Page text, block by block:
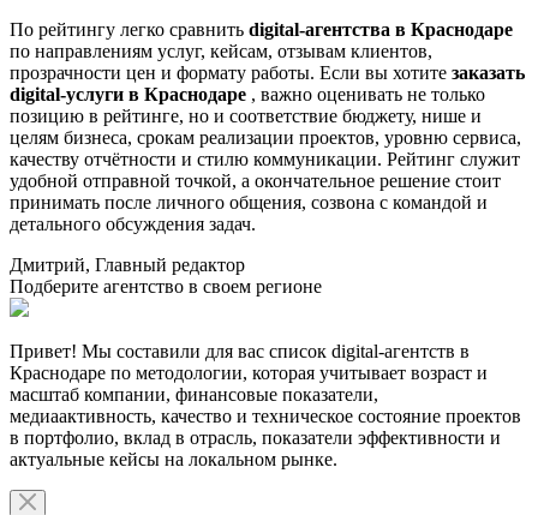
По рейтингу легко сравнить digital-агентства в Краснодаре
по направлениям услуг, кейсам, отзывам клиентов,
прозрачности цен и формату работы. Если вы хотите заказать
digital-услуги в Краснодаре , важно оценивать не только
позицию в рейтинге, но и соответствие бюджету, нише и
целям бизнеса, срокам реализации проектов, уровню сервиса,
качеству отчётности и стилю коммуникации. Рейтинг служит
удобной отправной точкой, а окончательное решение стоит
принимать после личного общения, созвона с командой и
детального обсуждения задач.
Дмитрий, Главный редактор
Подберите агентство в своем регионе
Привет! Мы составили для вас список digital-агентств в
Краснодаре по методологии, которая учитывает возраст и
масштаб компании, финансовые показатели,
медиаактивность, качество и техническое состояние проектов
в портфолио, вклад в отрасль, показатели эффективности и
актуальные кейсы на локальном рынке.